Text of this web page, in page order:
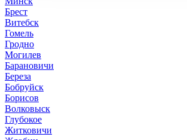
стеклоочистители
топливная система
тормозная система
трансмиссия
электрика
Брест
Витебск
Гомель
Гродно
Могилев
Барановичи
Береза
Бобруйск
Борисов
Волковыск
Глубокое
Житковичи